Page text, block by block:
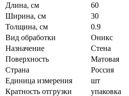
Длина, см
60
Ширина, см
30
Толщина, см
0.9
Вид обработки
Оникс
Назначение
Стена
Поверхность
Матовая
Страна
Россия
Единица измерения
шт
Кратность отгрузки
упаковка